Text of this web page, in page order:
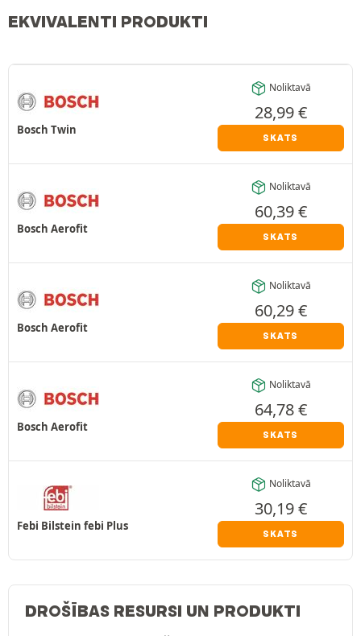
EKVIVALENTI PRODUKTI
Bosch Twin
Noliktavā
28,99€
SKATS
Bosch Aerofit
Noliktavā
60,39€
SKATS
Bosch Aerofit
Noliktavā
60,29€
SKATS
Bosch Aerofit
Noliktavā
64,78€
SKATS
Febi Bilstein febi Plus
Noliktavā
30,19€
SKATS
DROŠĪBAS RESURSI UN PRODUKTI